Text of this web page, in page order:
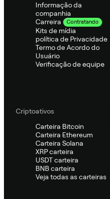
Informação da
companhia
Carreira
Contratando
Kits de mídia
política de Privacidade
Termo de Acordo do
Usuário
Verificação de equipe
Criptoativos
Carteira Bitcoin
Carteira Ethereum
Carteira Solana
XRP carteira
USDT carteira
BNB carteira
Veja todas as carteiras